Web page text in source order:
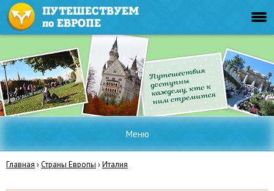
Меню
Главная ›Страны Европы ›Италия